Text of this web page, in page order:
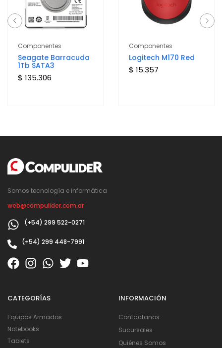
Componentes
Seagate Barracuda
1Tb SATA3
$ 135.306
Componentes
Logitech M170 Red
$ 15.357
Somos tecnología e informática
web@compulider.com.ar
(+54) 299 522-0271
(+54) 299 448-7991
CATEGORÍAS
Equipos Armados
Notebooks
Tablets
INFORMACIÓN
Contactanos
Sucursales
Quiénes Somos